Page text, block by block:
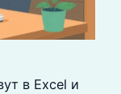
в Excel и